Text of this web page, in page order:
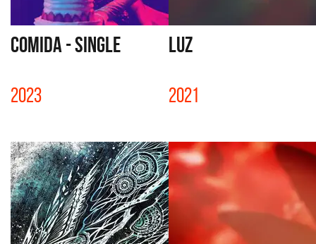
COMIDA - SINGLE
2023
LUZ
2021